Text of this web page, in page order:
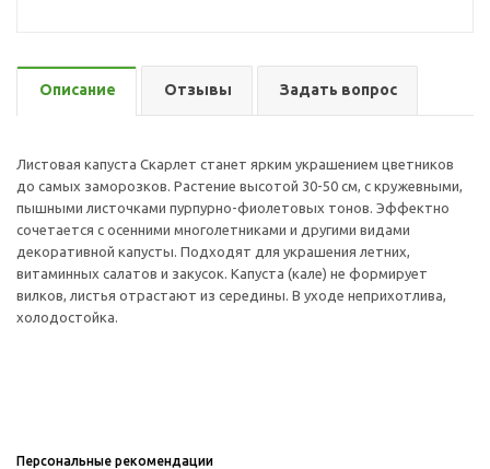
Описание Отзывы Задать вопрос
Листовая капуста Скарлет станет ярким украшением цветников
до самых заморозков. Растение высотой 30-50 см, с кружевными,
пышными листочками пурпурно-фиолетовых тонов. Эффектно
сочетается с осенними многолетниками и другими видами
декоративной капусты. Подходят для украшения летних,
витаминных салатов и закусок. Капуста (кале) не формирует
вилков, листья отрастают из середины. В уходе неприхотлива,
холодостойка.
Персональные рекомендации